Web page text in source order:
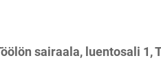
sairaala, luentosali 1,